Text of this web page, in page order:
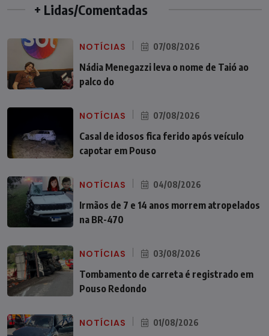
+ Lidas/Comentadas
NOTÍCIAS 07/08/2026
Nádia Menegazzi leva o nome de Taió ao
palco do
NOTÍCIAS 07/08/2026
Casal de idosos fica ferido após veículo
capotar em Pouso
NOTÍCIAS 04/08/2026
Irmãos de 7 e 14 anos morrem atropelados
na BR-470
NOTÍCIAS 03/08/2026
Tombamento de carreta é registrado em
Pouso Redondo
NOTÍCIAS 01/08/2026